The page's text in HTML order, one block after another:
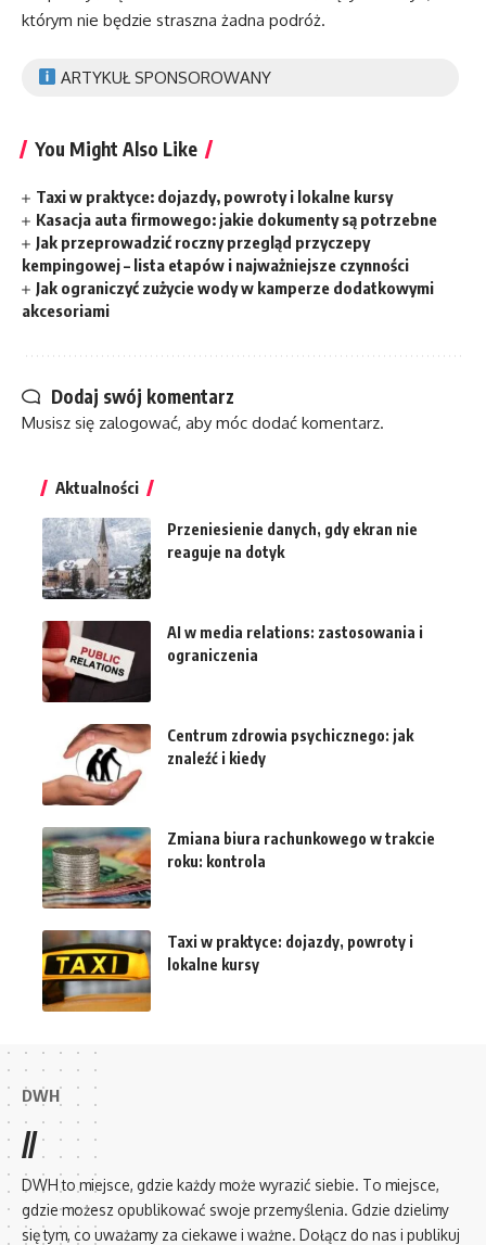
którym nie będzie straszna żadna podróż.
ARTYKUŁ SPONSOROWANY
You Might Also Like
Taxi w praktyce: dojazdy, powroty i lokalne kursy
Kasacja auta firmowego: jakie dokumenty są potrzebne
Jak przeprowadzić roczny przegląd przyczepy
kempingowej – lista etapów i najważniejsze czynności
Jak ograniczyć zużycie wody w kamperze dodatkowymi
akcesoriami
Dodaj swój komentarz
Musisz się zalogować, aby móc dodać komentarz.
Aktualności
Przeniesienie danych, gdy ekran nie
reaguje na dotyk
AI w media relations: zastosowania i
ograniczenia
Centrum zdrowia psychicznego: jak
znaleźć i kiedy
Zmiana biura rachunkowego w trakcie
roku: kontrola
Taxi w praktyce: dojazdy, powroty i
lokalne kursy
DWH
//
DWH to miejsce, gdzie każdy może wyrazić siebie. To miejsce,
gdzie możesz opublikować swoje przemyślenia. Gdzie dzielimy
się tym, co uważamy za ciekawe i ważne. Dołącz do nas i publikuj